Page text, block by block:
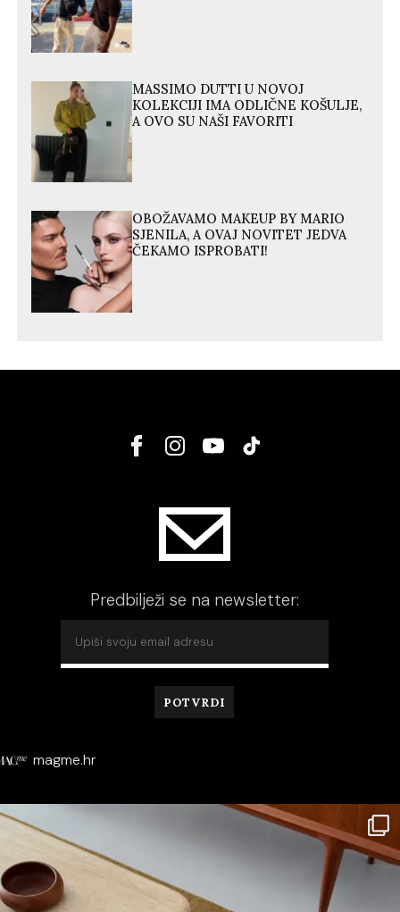
MASSIMO DUTTI U NOVOJ
KOLEKCIJI IMA ODLIČNE KOŠULJE,
A OVO SU NAŠI FAVORITI
OBOŽAVAMO MAKEUP BY MARIO
SJENILA, A OVAJ NOVITET JEDVA
ČEKAMO ISPROBATI!
Predbilježi se na newsletter:
magme.hr